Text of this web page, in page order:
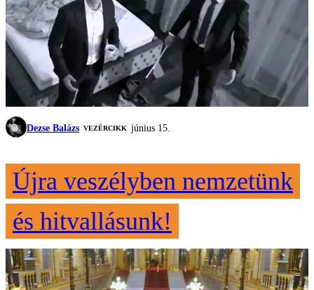
Dezse Balázs VEZÉRCIKK június 15.
Újra veszélyben nemzetünk
és hitvallásunk!